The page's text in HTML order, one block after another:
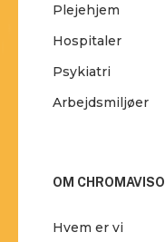
Plejehjem
Hospitaler
Psykiatri
Arbejdsmiljøer
OM CHROMAVISO
Hvem er vi